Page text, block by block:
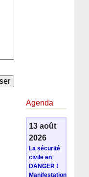
Agenda
13 août
2026
La sécurité
civile en
DANGER !
Manifestation